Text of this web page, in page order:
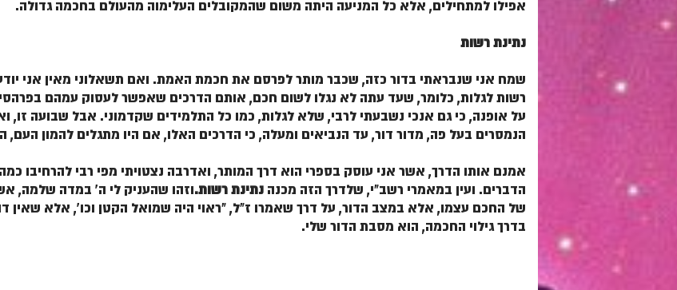
אפילו למתחילים, אלא כל המניעה היתה משום שהמקובלים העלימוה מהעולם בחכמה גדולה.
נתינת רשות
שמח אני שנבראתי בדור כזה, שכבר מותר לפרסם את חכמת האמת. ואם תשאלוני מאין אני
רשות לגלות, כלומר, שעד עתה לא נגלו לשום חכם, אותם הדרכים שאפשר לעסוק עמהם
על אופנה, כי גם אנכי נשבעתי לרבי, שלא לגלות, כמו כל התלמידים שקדמוני. אבל שבועה זו,
הנמסרים בעל פה, מדור דור, עד הנביאים ומעלה, כי הדרכים האלו, אם היו מתגלים להמון העם,
אמנם אותו הדרך, אשר אני עוסק בספרי הוא דרך המותר, ואדרבה נצטויתי מפי רבי להרחיבו
הדברים. ועין במאמרי רשב"י, שלדרך הזה מכנה נתינת רשות.וזהו שהעניק לי ה' במדה שלמה,
של החכם עצמו, אלא במצב הדור, על דרך שאמרו ז"ל, "ראוי היה שמואל הקטן וכו', אלא שאין
בדרך גילוי החכמה, הוא מסבת הדור שלי.